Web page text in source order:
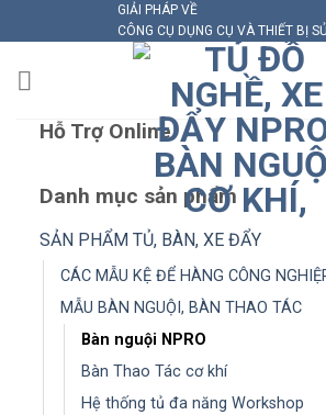
to
content
GIẢI PHÁP VỀ
CÔNG CỤ DỤNG CỤ VÀ THIẾT BỊ
Hỗ Trợ Online
Danh mục sản phẩm
SẢN PHẨM TỦ, BÀN, XE ĐẨY
CÁC MẪU KỆ ĐỂ HÀNG CÔNG
MẪU BÀN NGUỘI, BÀN THAO TÁC
Bàn nguội NPRO
Bàn Thao Tác cơ khí
Hệ thống tủ đa năng Workshop